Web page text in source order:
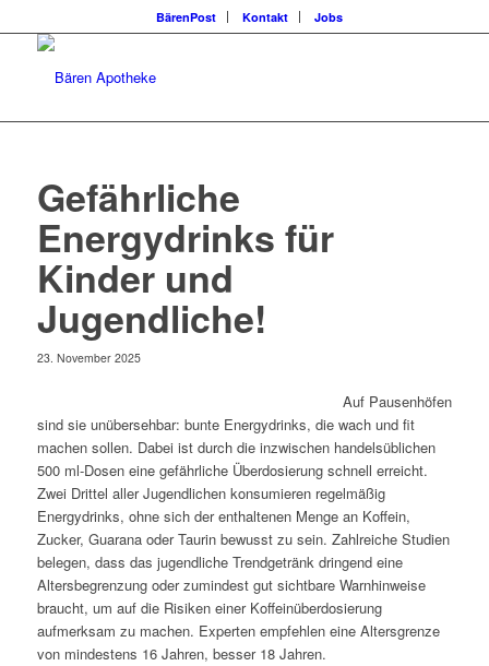
BärenPost Kontakt Jobs
Gefährliche
Energydrinks für
Kinder und
Jugendliche!
23. November 2025
Auf Pausenhöfen
sind sie unübersehbar: bunte Energydrinks, die wach und fit
machen sollen. Dabei ist durch die inzwischen handelsüblichen
500 ml-Dosen eine gefährliche Überdosierung schnell erreicht.
Zwei Drittel aller Jugendlichen konsumieren regelmäßig
Energydrinks, ohne sich der enthaltenen Menge an Koffein,
Zucker, Guarana oder Taurin bewusst zu sein. Zahlreiche Studien
belegen, dass das jugendliche Trendgetränk dringend eine
Altersbegrenzung oder zumindest gut sichtbare Warnhinweise
braucht, um auf die Risiken einer Koffeinüberdosierung
aufmerksam zu machen. Experten empfehlen eine Altersgrenze
von mindestens 16 Jahren, besser 18 Jahren.